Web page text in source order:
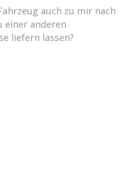
auch zu mir nach
einer anderen
liefern lassen?